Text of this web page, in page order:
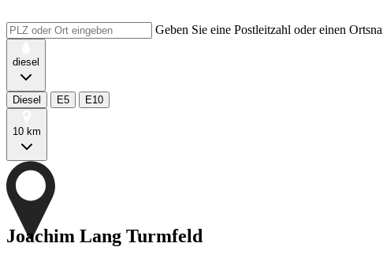
Geben Sie eine Postleitzahl oder einen
diesel
Diesel E5 E10
10 km
Joachim Lang Turmfeld